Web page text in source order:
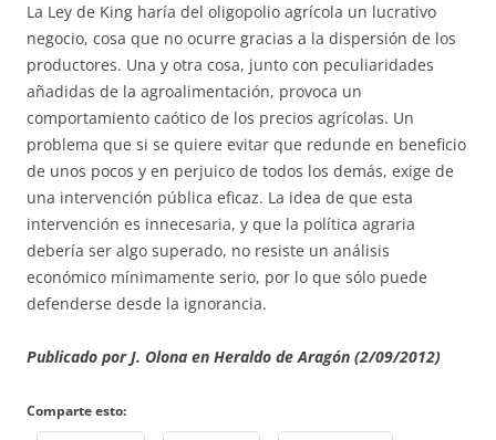
La Ley de King haría del oligopolio agrícola un lucrativo
negocio, cosa que no ocurre gracias a la dispersión de los
productores. Una y otra cosa, junto con peculiaridades
añadidas de la agroalimentación, provoca un
comportamiento caótico de los precios agrícolas. Un
problema que si se quiere evitar que redunde en beneficio
de unos pocos y en perjuico de todos los demás, exige de
una intervención pública eficaz. La idea de que esta
intervención es innecesaria, y que la política agraria
debería ser algo superado, no resiste un análisis
económico mínimamente serio, por lo que sólo puede
defenderse desde la ignorancia.
Publicado por J. Olona en Heraldo de Aragón (2/09/2012)
Comparte esto: